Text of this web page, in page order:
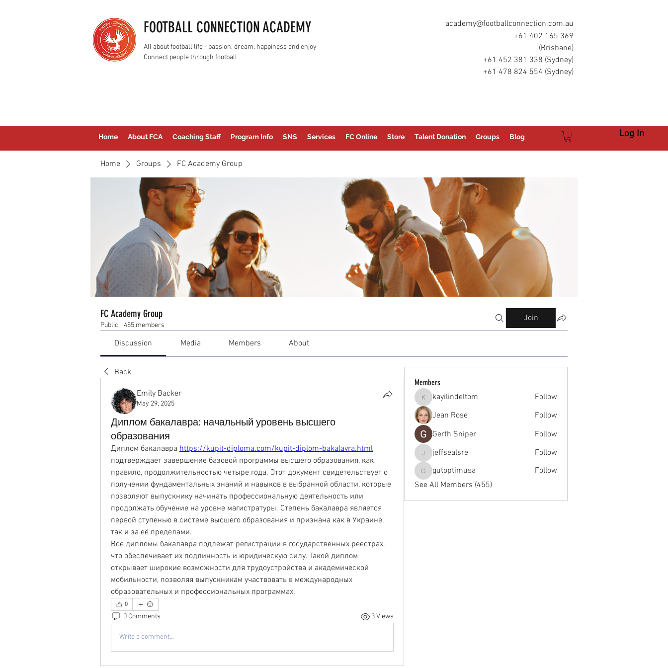
FOOTBALL CONNECTION ACADEMY
All about football life - passion, dream, happiness and enjoy
Connect people through football
academy@footballconnection.com.au
+61 402 165 369
(Brisbane)
+61 452 381 338 (Sydney)
+61 478 824 554 (Sydney)
Home About FCA Coaching Staff Program Info SNS Services FC Online Store Talent Donation Groups Blog Log In
Home Groups FC Academy Group
FC Academy Group
Public · 455 members
Join
Discussion Media Members About
Back
Emily Backer
May 29, 2025
Диплом бакалавра: начальный уровень высшего
образования
Диплом бакалавра https://kupit-diploma.com/kupit-diplom-bakalavra.html
подтверждает завершение базовой программы высшего образования, как
правило, продолжительностью четыре года. Этот документ свидетельствует о
получении фундаментальных знаний и навыков в выбранной области, которые
позволяют выпускнику начинать профессиональную деятельность или
продолжать обучение на уровне магистратуры. Степень бакалавра является
первой ступенью в системе высшего образования и признана как в Украине,
так и за её пределами.
Все дипломы бакалавра подлежат регистрации в государственных реестрах,
что обеспечивает их подлинность и юридическую силу. Такой диплом
открывает широкие возможности для трудоустройства и академической
мобильности, позволяя выпускникам участвовать в международных
образовательных и профессиональных программах.
0
0 Comments 3 Views
Write a comment...
Members
kayilindeltom
kayilindeltom
Follow
Jean Rose
Follow
Gerth Sniper
Follow
jeffsealsre
jeffsealsre Follow
gutoptimusa
gutoptimusa
Follow
See All Members (455)